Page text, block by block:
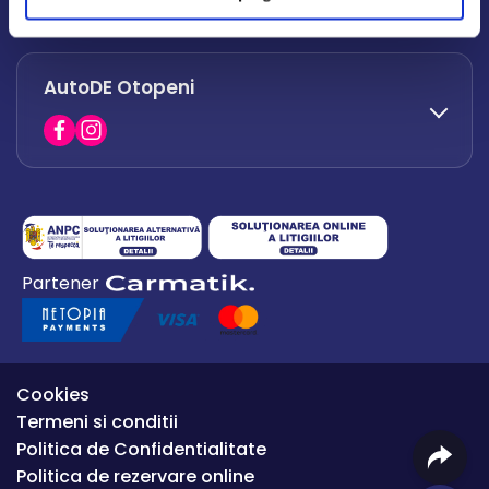
office.afumati@autode.ro
0730 063 852
0730 063 851
AutoDE Otopeni
0754 649 360
office.premium@autode.ro
Partener
Cookies
Termeni si conditii
Politica de Confidentialitate
Politica de rezervare online